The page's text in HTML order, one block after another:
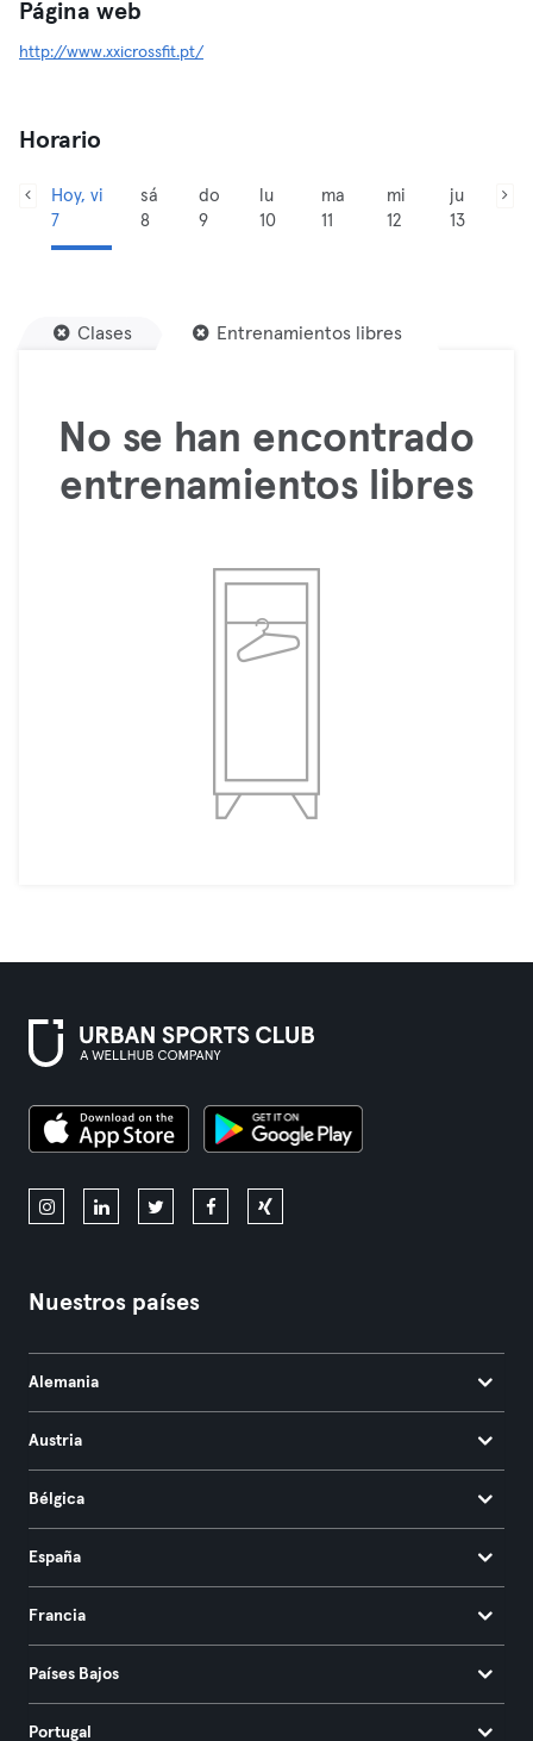
Página web
http://www.xxicrossfit.pt/
Horario
Hoy, vi
7
sá
8
do
9
lu
10
ma
11
mi
12
ju
13
Clases Entrenamientos libres
No se han encontrado
entrenamientos libres
Nuestros países
Alemania
Austria
Bélgica
España
Francia
Países Bajos
Portugal